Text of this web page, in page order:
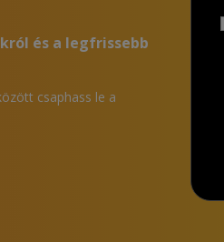
és a legfrissebb
csaphass le a